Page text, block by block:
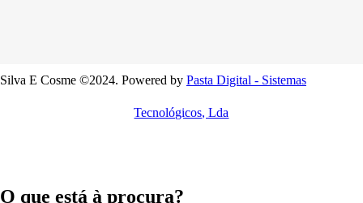
Silva E Cosme ©2024. Powered by Pasta Digital - Sistemas
Tecnológicos, Lda
O que está à procura?